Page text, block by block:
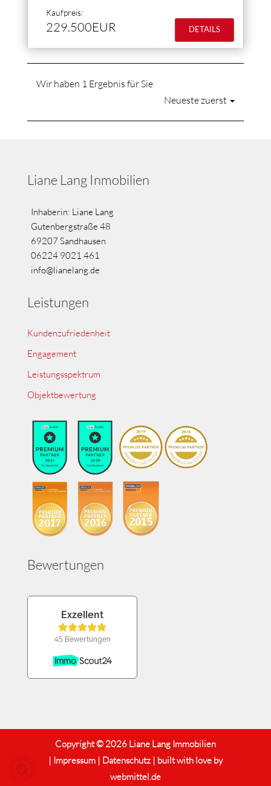
Kaufpreis:
229.500EUR DETAILS
Wir haben 1 Ergebnis für Sie
Neueste zuerst
Liane Lang Inmobilien
Inhaberin: Liane Lang
Gutenbergstraße 48
69207 Sandhausen
06224 9021 461
info@lianelang.de
Leistungen
Kundenzufriedenheit
Engagement
Leistungsspektrum
Objektbewertung
Bewertungen
Copyright © 2026 Liane Lang Immobilien
| Impressum| Datenschutz| built with love by
webmittel.de